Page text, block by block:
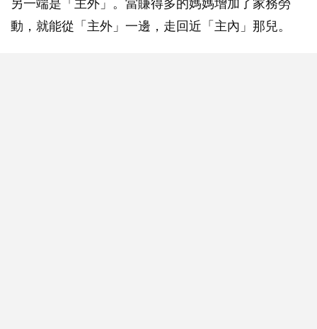
另一端是「主外」。當賺得多的媽媽增加了家務勞
動，就能從「主外」一邊，走回近「主內」那兒。